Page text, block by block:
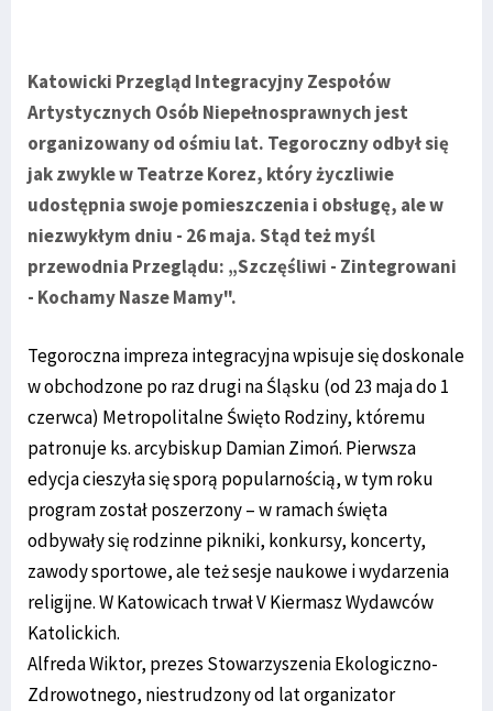
Katowicki Przegląd Integracyjny Zespołów
Artystycznych Osób Niepełnosprawnych jest
organizowany od ośmiu lat. Tegoroczny odbył się
jak zwykle w Teatrze Korez, który życzliwie
udostępnia swoje pomieszczenia i obsługę, ale w
niezwykłym dniu - 26 maja. Stąd też myśl
przewodnia Przeglądu: „Szczęśliwi - Zintegrowani
- Kochamy Nasze Mamy".
Tegoroczna impreza integracyjna wpisuje się doskonale
w obchodzone po raz drugi na Śląsku (od 23 maja do 1
czerwca) Metropolitalne Święto Rodziny, któremu
patronuje ks. arcybiskup Damian Zimoń. Pierwsza
edycja cieszyła się sporą popularnością, w tym roku
program został poszerzony – w ramach święta
odbywały się rodzinne pikniki, konkursy, koncerty,
zawody sportowe, ale też sesje naukowe i wydarzenia
religijne. W Katowicach trwał V Kiermasz Wydawców
Katolickich.
Alfreda Wiktor, prezes Stowarzyszenia Ekologiczno-
Zdrowotnego, niestrudzony od lat organizator